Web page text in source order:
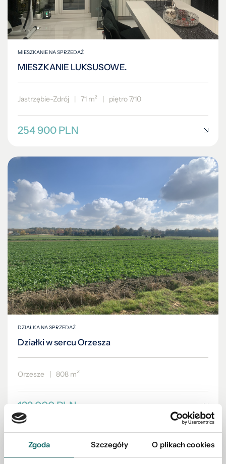
Zgoda Szczegóły O plikach cookies
MIESZKANIE NA SPRZEDAŻ
MIESZKANIE LUKSUSOWE.
Jastrzębie-Zdrój | 71 m² | piętro 7/10
254 900 PLN
DZIAŁKA NA SPRZEDAŻ
Działki w sercu Orzesza
Orzesze | 808 m2
122 000 PLN